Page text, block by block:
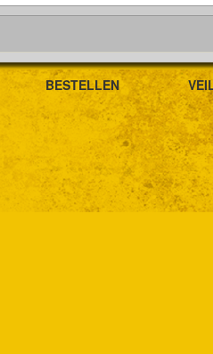
BESTELLEN